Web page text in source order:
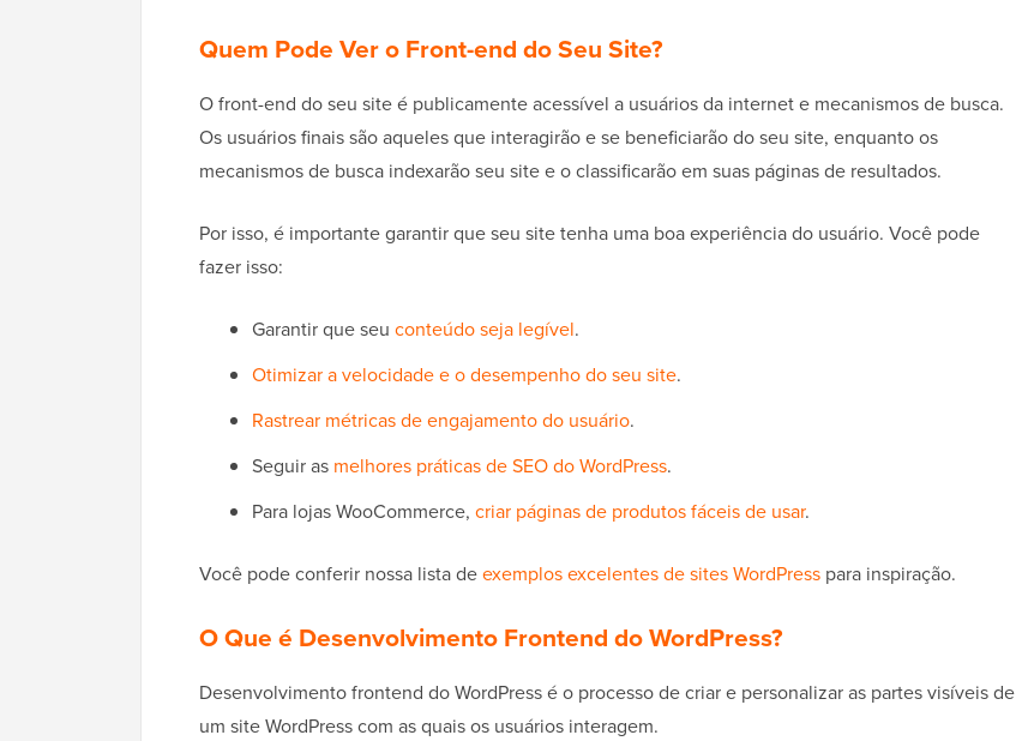
Quem Pode Ver o Front-end do Seu Site?
O front-end do seu site é publicamente acessível a usuários da internet e mecanismos de busca.
Os usuários finais são aqueles que interagirão e se beneficiarão do seu site, enquanto os
mecanismos de busca indexarão seu site e o classificarão em suas páginas de resultados.
Por isso, é importante garantir que seu site tenha uma boa experiência do usuário. Você pode
fazer isso:
Garantir que seu conteúdo seja legível.
Otimizar a velocidade e o desempenho do seu site.
Rastrear métricas de engajamento do usuário.
Seguir as melhores práticas de SEO do WordPress.
Para lojas WooCommerce, criar páginas de produtos fáceis de usar.
Você pode conferir nossa lista deexemplos excelentes de sites WordPress para inspiração.
O Que é Desenvolvimento Frontend do WordPress?
Desenvolvimento frontend do WordPress é o processo de criar e personalizar as partes visíveis de
um site WordPress com as quais os usuários interagem.